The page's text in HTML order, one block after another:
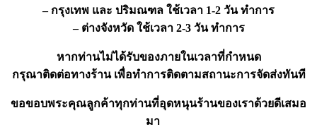
– กรุงเทพ และ ปริมณฑล ใช้เวลา 1-2 วัน ทำการ
– ต่างจังหวัด ใช้เวลา 2-3 วัน ทำการ
หากท่านไม่ได้รับของภายในเวลาที่กำหนด
กรุณาติดต่อทางร้าน เพื่อทำการติดตามสถานะการจัดส่งทันที
ขอขอบพระคุณลูกค้าทุกท่านที่อุดหนุนร้านของเราด้วยดีเสมอ
มา